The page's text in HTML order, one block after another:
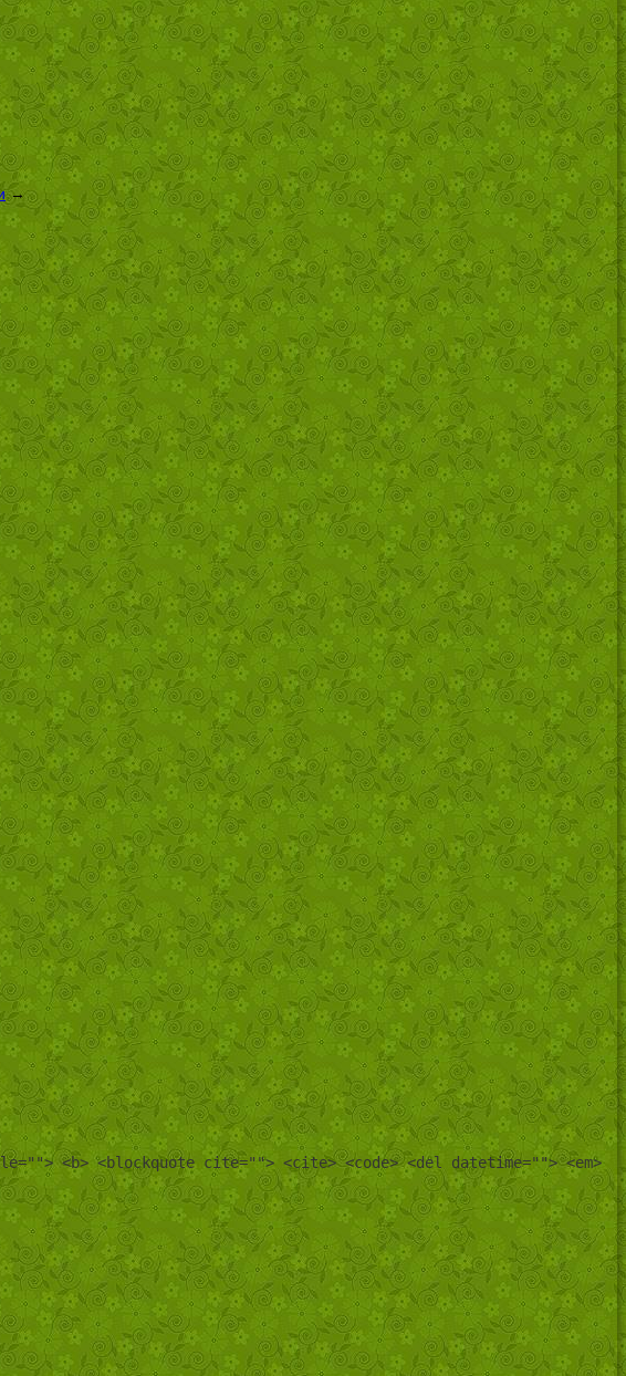
→
<b> <blockquote cite=""> <cite> <code> <del datetime=""> <em>